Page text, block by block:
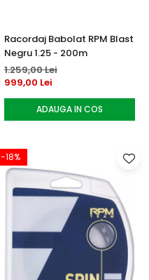
Racordaj Babolat RPM Blast
Negru 1.25 - 200m
1.259,00 Lei
999,00 Lei
ADAUGA IN COS
-18%